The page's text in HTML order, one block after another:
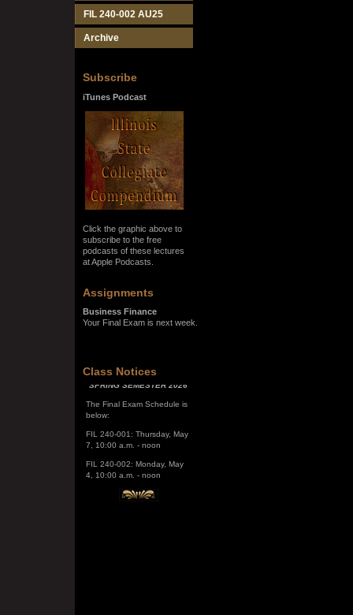
FIL 240-002 AU25
Archive
Subscribe
iTunes Podcast
Click the graphic above to
subscribe to the free
podcasts of these lectures
at Apple Podcasts.
Assignments
Business Finance
Your Final Exam is next week.
Class Notices
SPRING SEMESTER 2026
The Final Exam Schedule is
FIL 240-001: Thursday, May
FIL 240-002: Monday, May